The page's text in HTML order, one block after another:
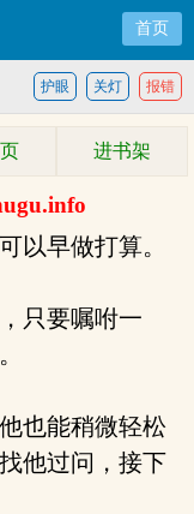
首页
报错
关灯
护眼
进书架
以早做打算。
只要嘱咐一
也能稍微轻松
他过问，接下